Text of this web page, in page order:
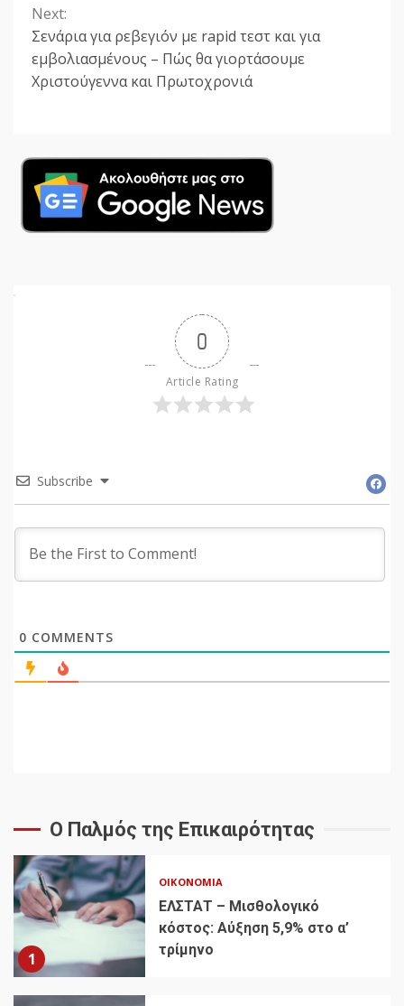
Next:
Σενάρια για ρεβεγιόν με rapid τεστ και για
εμβολιασμένους – Πώς θα γιορτάσουμε
Χριστούγεννα και Πρωτοχρονιά
0
Article Rating
Subscribe
0 COMMENTS
Ο Παλμός της Επικαιρότητας
1
ΟΙΚΟΝΟΜΊΑ
ΕΛΣΤΑΤ – Μισθολογικό
κόστος: Αύξηση 5,9% στο α’
τρίμηνο